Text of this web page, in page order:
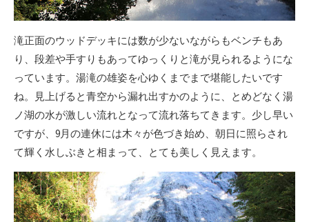
滝正面のウッドデッキには数が少ないながらもベンチもあ
り、段差や手すりもあってゆっくりと滝が見られるようにな
っています。湯滝の雄姿を心ゆくまでまで堪能したいです
ね。見上げると青空から漏れ出すかのように、とめどなく湯
ノ湖の水が激しい流れとなって流れ落ちてきます。少し早い
ですが、9月の連休には木々が色づき始め、朝日に照らされ
て輝く水しぶきと相まって、とても美しく見えます。